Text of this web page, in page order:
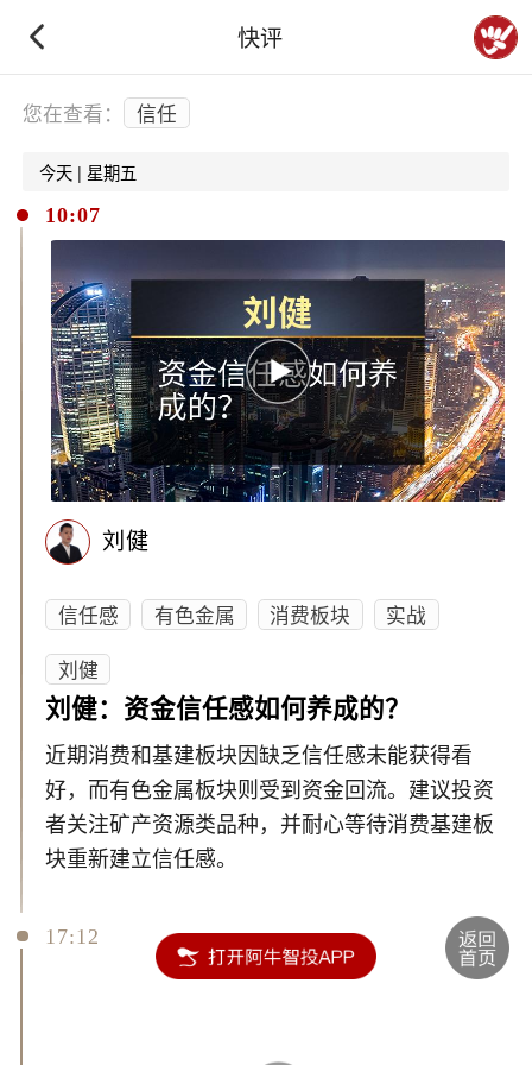
快评
下拉刷新
您在查看： 信任
今天 | 星期五
10:07
刘健
信任感 有色金属 消费板块
实战
刘健
刘健：资金信任感如何养成的？
近期消费和基建板块因缺乏信任感未能获得看
好，而有色金属板块则受到资金回流。建议投资
者关注矿产资源类品种，并耐心等待消费基建板
块重新建立信任感。
17:12